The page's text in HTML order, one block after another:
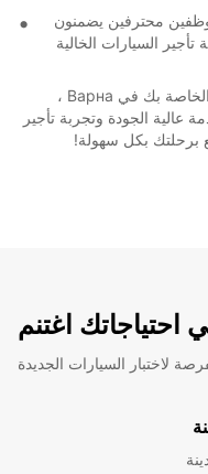
محترفين يضمنون
تأجير السيارات الخالية
باختيار Europcar لخدمات تأجير السيارات الخاصة بك في Варна ،
الجودة وتجربة تأجير
برحلتك بكل سهولة!
احتياجاتك اغتنم
لاختبار السيارات الجديدة